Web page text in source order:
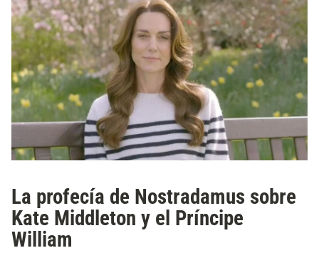
La profecía de Nostradamus sobre
Kate Middleton y el Príncipe
William